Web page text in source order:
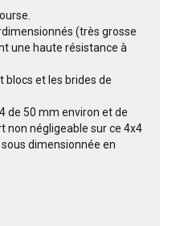
(très grosse
une haute résistance à
blocs et les brides de
de 50 mm environ et de
non négligeable sur ce 4x4
dimensionnée en